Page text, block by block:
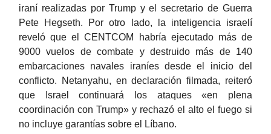
iraní realizadas por Trump y el secretario de Guerra
Pete Hegseth. Por otro lado, la inteligencia israelí
reveló que el CENTCOM habría ejecutado más de
9000 vuelos de combate y destruido más de 140
embarcaciones navales iraníes desde el inicio del
conflicto. Netanyahu, en declaración filmada, reiteró
que Israel continuará los ataques «en plena
coordinación con Trump» y rechazó el alto el fuego si
no incluye garantías sobre el Líbano.